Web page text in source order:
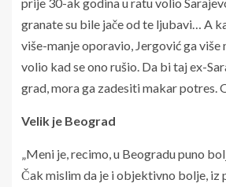
granate su bile jače od te ljubavi… A
više-manje oporavio, Jergović ga više
volio kad se ono rušio. Da bi taj ex-
grad, mora ga zadesiti makar potres.
Velik je Beograd
„Meni je, recimo, u Beogradu puno
Čak mislim da je i objektivno bolje, iz